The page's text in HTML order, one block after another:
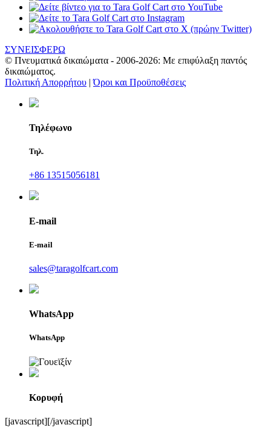
ΣΥΝΕΙΣΦΕΡΩ
© Πνευματικά δικαιώματα - 2006-2026: Με επιφύλαξη παντός
δικαιώματος.
Πολιτική Απορρήτου |Όροι και Προϋποθέσεις
Τηλέφωνο
Τηλ.
+86 13515056181
E-mail
E-mail
sales@taragolfcart.com
WhatsApp
WhatsApp
Κορυφή
[javascript][/javascript]